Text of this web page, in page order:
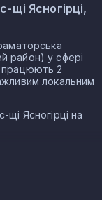
щі Ясногірці,
район) у сфері
працюють 2
локальним
Ясногірці на